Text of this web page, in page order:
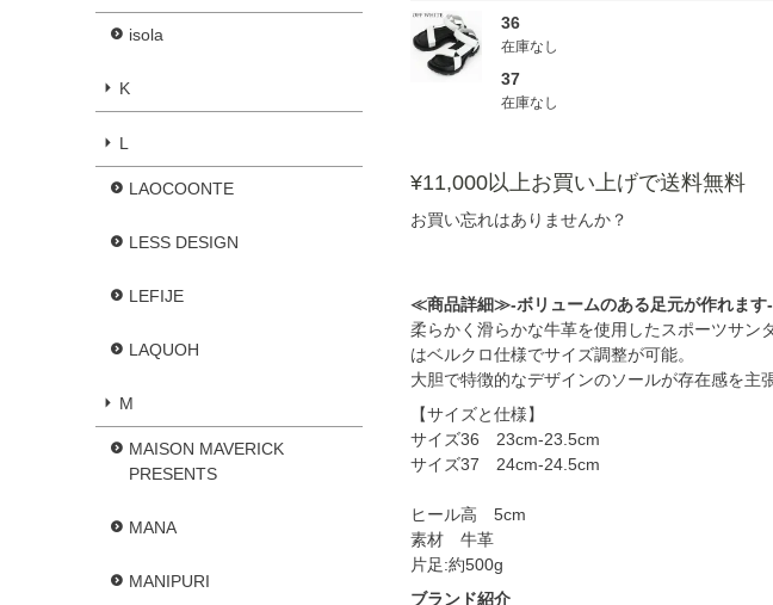
isola
K
L
LAOCOONTE
LESS DESIGN
LEFIJE
LAQUOH
M
MAISON MAVERICK
PRESENTS
MANA
MANIPURI
36
在庫なし
37
在庫なし
¥11,000以上お買い上げで送料無料
お買い忘れはありませんか？
≪商品詳細≫-ボリュームのある足元が作れます-
柔らかく滑らかな牛革を使用したスポーツサン
はベルクロ仕様でサイズ調整が可能。
大胆で特徴的なデザインのソールが存在感を主
【サイズと仕様】
サイズ36 23cm-23.5cm
サイズ37 24cm-24.5cm
ヒール高 5cm
素材 牛革
片足:約500g
ブランド紹介